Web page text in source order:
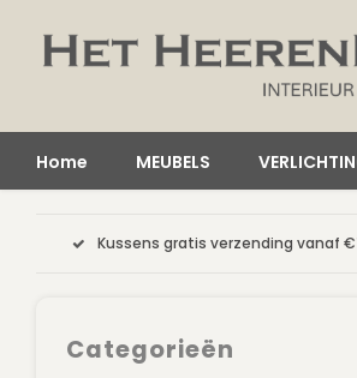
Home MEUBELS
Kussens gratis verzending vanaf
Categorieën